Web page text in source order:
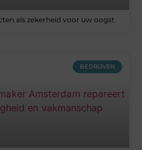
als zekerheid voor uw oogst
BEDRIJVEN